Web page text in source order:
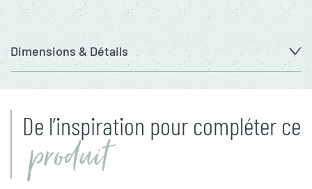
Dimensions & Détails
De l’inspiration pour compléter ce
produit